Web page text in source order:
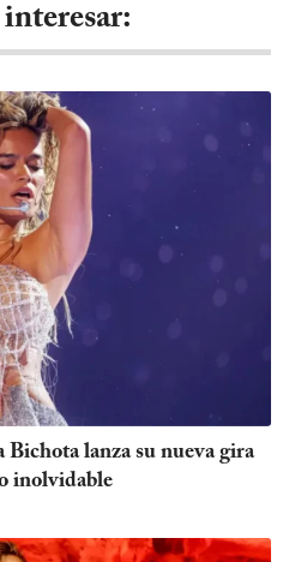
lanza su nueva gira
inolvidable